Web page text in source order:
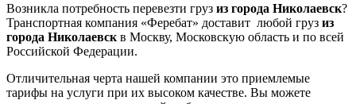
Возникла потребность перевезти груз из города Николаевск?
Транспортная компания «Феребат» доставит любой груз из
города Николаевск в Москву, Московскую область и по всей
Российской Федерации.
Отличительная черта нашей компании это приемлемые
тарифы на услуги при их высоком качестве. Вы можете